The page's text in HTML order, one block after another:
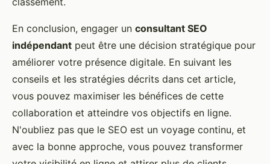
En conclusion, engager un consultant SEO
indépendant peut être une décision stratégique pour
améliorer votre présence digitale. En suivant les
conseils et les stratégies décrits dans cet article,
vous pouvez maximiser les bénéfices de cette
collaboration et atteindre vos objectifs en ligne.
N'oubliez pas que le SEO est un voyage continu, et
avec la bonne approche, vous pouvez transformer